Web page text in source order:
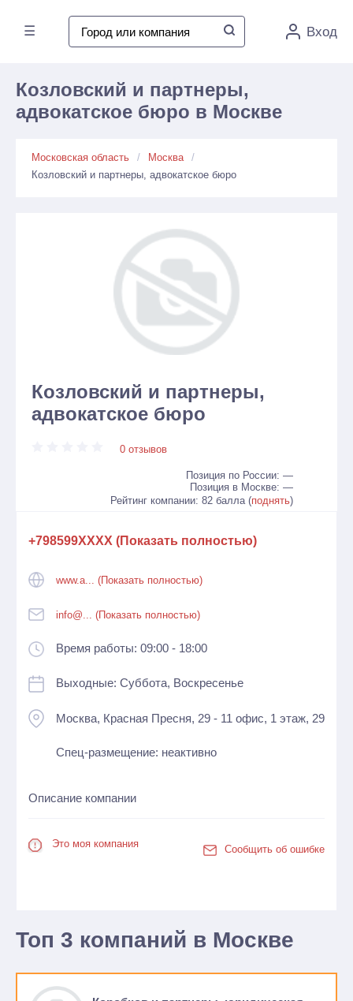
☰ Вход
Козловский и партнеры,
адвокатское бюро в Москве
Московская область
Москва
Козловский и партнеры, адвокатское бюро
Козловский и партнеры,
адвокатское бюро
0 отзывов
Позиция по России: —
Позиция в Москве: —
Рейтинг компании: 82 балла (поднять)
+798599XXXX (Показать полностью)
www.a... (Показать полностью)
info@... (Показать полностью)
Время работы: 09:00 - 18:00
Выходные: Суббота, Воскресенье
Москва, Красная Пресня, 29 - 11 офис, 1 этаж, 29
Спец-размещение: неактивно
Описание компании
Это моя компания Сообщить об ошибке
Топ 3 компаний в Москве